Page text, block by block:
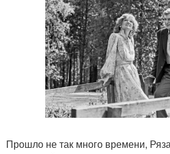
Прошло не так много времени,